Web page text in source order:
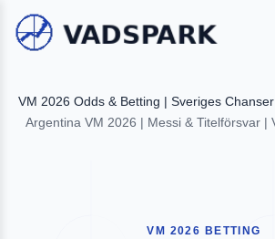
VM 2026 Odds & Betting | Sveriges Chanser
Argentina VM 2026 | Messi & Titelförsvar |
VM 2026 BETTING